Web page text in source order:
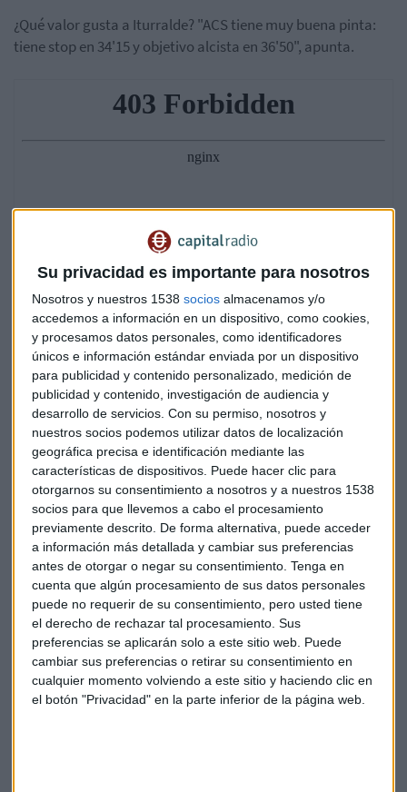
Su privacidad es importante para nosotros
Nosotros y nuestros 1538 socios almacenamos y/o
accedemos a información en un dispositivo, como cookies,
y procesamos datos personales, como identificadores
únicos e información estándar enviada por un dispositivo
para publicidad y contenido personalizado, medición de
publicidad y contenido, investigación de audiencia y
desarrollo de servicios. Con su permiso, nosotros y
nuestros socios podemos utilizar datos de localización
geográfica precisa e identificación mediante las
características de dispositivos. Puede hacer clic para
otorgarnos su consentimiento a nosotros y a nuestros 1538
socios para que llevemos a cabo el procesamiento
previamente descrito. De forma alternativa, puede acceder
a información más detallada y cambiar sus preferencias
antes de otorgar o negar su consentimiento. Tenga en
cuenta que algún procesamiento de sus datos personales
puede no requerir de su consentimiento, pero usted tiene
el derecho de rechazar tal procesamiento. Sus
preferencias se aplicarán solo a este sitio web. Puede
cambiar sus preferencias o retirar su consentimiento en
cualquier momento volviendo a este sitio y haciendo clic en
el botón "Privacidad" en la parte inferior de la página web.
¿Qué valor gusta a Iturralde? "ACS tiene muy buena pinta:
tiene stop en 34'15 y objetivo alcista en 36'50", apunta.
Gamesa,Viscofan,BBVA,MediasetyColonialson algunos
de los valores que Iturralde analiza a petición de los oyentes
de Capital Radio. En el caso de Gamesa, el analista señala
que quienes están en el valor "a la larga siempre pierden, no
falla".
Acs Ibex Alberto Iturralde Análisis
Mercado